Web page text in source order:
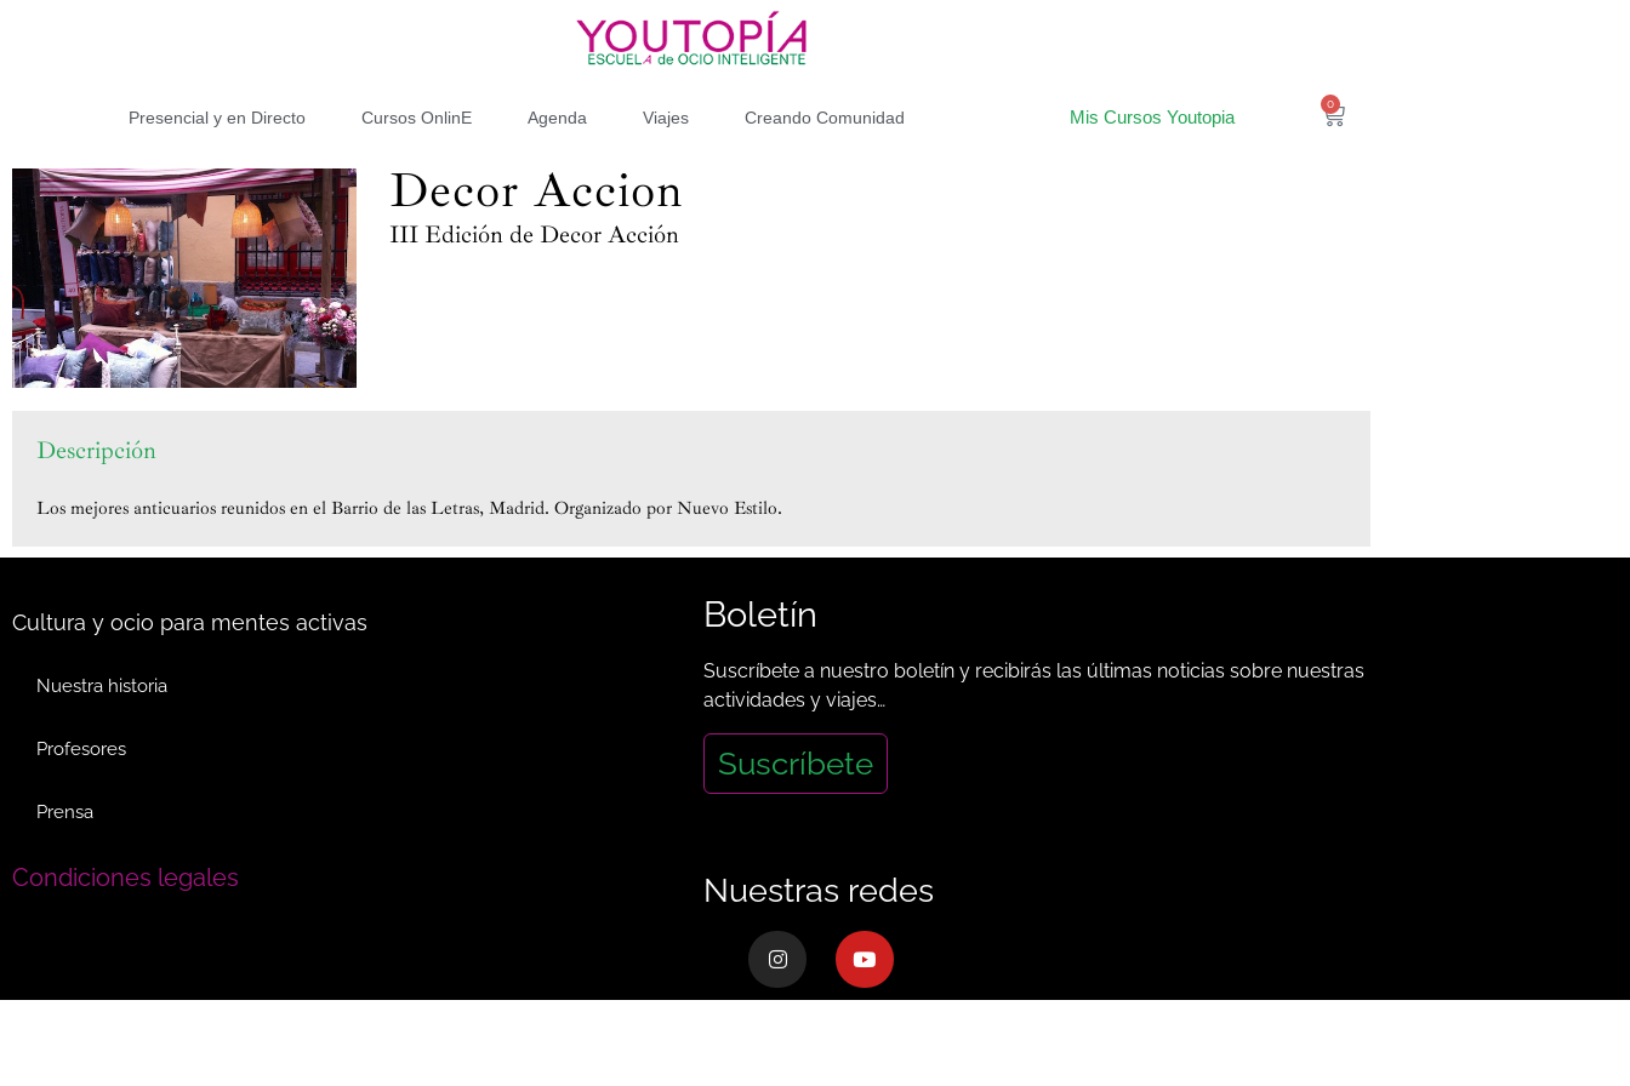
Presencial y en Directo Cursos OnlinE Agenda Viajes Creando Comunidad Mis Cursos Youtopia
0
Decor Accion
III Edición de Decor Acción
Descripción
Los mejores anticuarios reunidos en el Barrio de las Letras, Madrid. Organizado por Nuevo Estilo.
Cultura y ocio para mentes activas
Nuestra historia
Profesores
Prensa
Condiciones legales
Boletín
Suscríbete a nuestro boletín y recibirás las últimas noticias sobre nuestras
actividades y viajes…
Suscríbete
Nuestras redes